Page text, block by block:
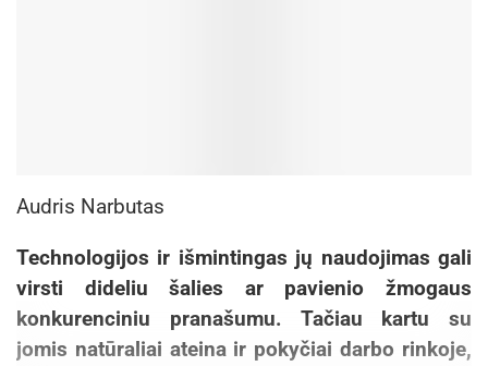
Audris Narbutas
Technologijos ir išmintingas jų naudojimas gali
virsti dideliu šalies ar pavienio žmogaus
konkurenciniu pranašumu. Tačiau kartu su
jomis natūraliai ateina ir pokyčiai darbo rinkoje,